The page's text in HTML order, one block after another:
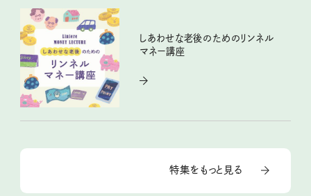
しあわせな老後のためのリンネル
マネー講座
特集をもっと見る